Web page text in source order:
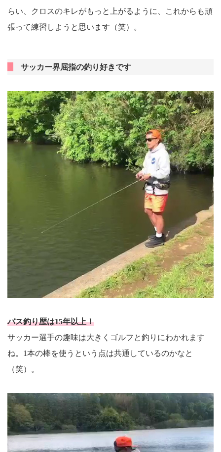
らい、クロスのキレがもっと上がるように、これからも頑
張って練習しようと思います（笑）。
サッカー界屈指の釣り好きです
バス釣り歴は15年以上！
サッカー選手の趣味は大きくゴルフと釣りにわかれます
ね。1本の棒を使うという点は共通しているのかなと
（笑）。